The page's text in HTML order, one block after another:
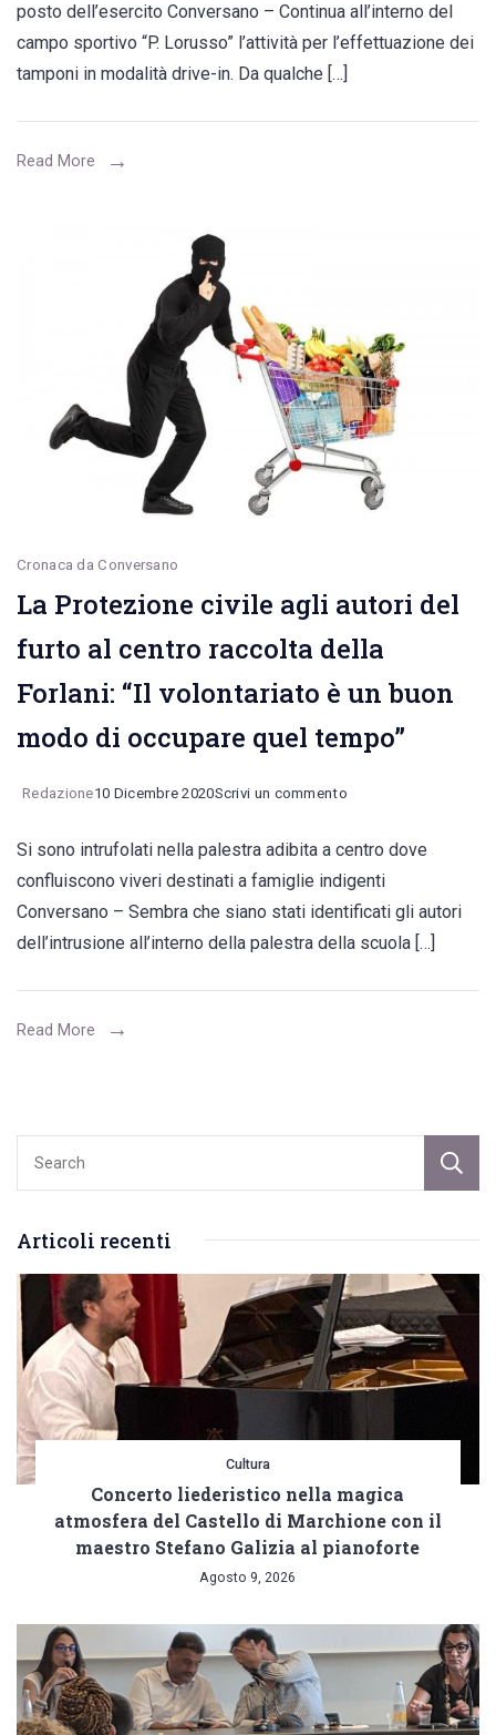
della
campo
Civile
posto dell’esercito Conversano – Continua all’interno del
campo sportivo “P. Lorusso” l’attività per l’effettuazione dei
tamponi in modalità drive-in. Da qualche […]
Read More
Cronaca da Conversano
La Protezione civile agli autori del
furto al centro raccolta della
Forlani: “Il volontariato è un buon
modo di occupare quel tempo”
Redazione10 Dicembre 2020Scrivi un commentoon
Protezione
civile
del
Forlani:
è
un
buon
modo
quel
tempo”
Si sono intrufolati nella palestra adibita a centro dove
confluiscono viveri destinati a famiglie indigenti
Conversano – Sembra che siano stati identificati gli autori
dell’intrusione all’interno della palestra della scuola […]
Read More
Articoli recenti
Cultura
Concerto liederistico nella magica
atmosfera del Castello di Marchione con il
maestro Stefano Galizia al pianoforte
Agosto 9, 2026